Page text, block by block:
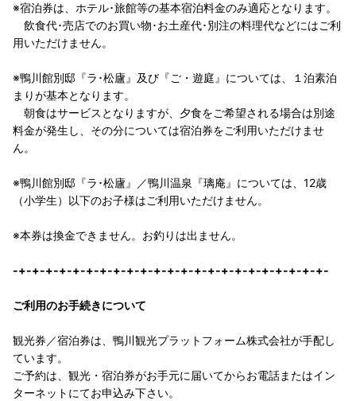
※宿泊券は、ホテル･旅館等の基本宿泊料金のみ適応となります。
飲食代･売店でのお買い物･お土産代･別注の料理代などにはご利
用いただけません。
※鴨川館別邸『ラ･松廬』及び『ご・遊庭』については、１泊素泊
まりが基本となります。
朝食はサービスとなりますが、夕食をご希望される場合は別途
料金が発生し、その分については宿泊券をご利用いただけませ
ん。
※鴨川館別邸『ラ･松廬』／鴨川温泉『璃庵』については、12歳
（小学生）以下のお子様はご利用いただけません。
※本券は換金できません。お釣りは出ません。
-+-+-+-+-+-+-+-+-+-+-+-+-+-+-+-+-+-+-+-+-+-+-+-
ご利用のお手続きについて
観光券／宿泊券は、鴨川観光プラットフォーム株式会社が手配し
ています。
ご予約は、観光・宿泊券がお手元に届いてからお電話またはイン
ターネットにてお申込み下さい。